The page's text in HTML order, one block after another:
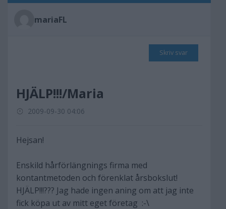
mariaFL
Skriv svar
HJÄLP!!!/Maria
2009-09-30 04:06
Hejsan!
Enskild hårförlängnings firma med
kontantmetoden och förenklat årsbokslut!
HJÄLP!!!??? Jag hade ingen aning om att jag inte
fick köpa ut av mitt eget företag :-\